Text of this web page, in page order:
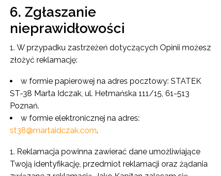
6. Zgłaszanie
nieprawidłowości
W przypadku zastrzeżeń dotyczących Opinii możesz
złożyć reklamację:
w formie papierowej na adres pocztowy: STATEK
ST-38 Marta Idczak, ul. Hetmańska 111/15, 61-513
Poznań.
w formie elektronicznej na adres:
st38@martaidczak.com.
Reklamacja powinna zawierać dane umożliwiające
Twoją identyfikację, przedmiot reklamacji oraz żądania